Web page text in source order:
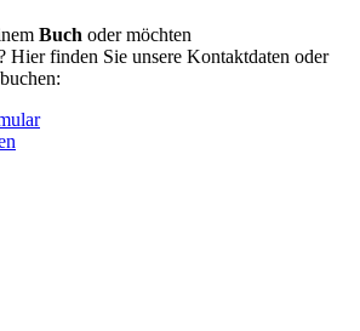
Buch oder möchten
Hier finden Sie unsere Kontaktdaten oder
buchen: